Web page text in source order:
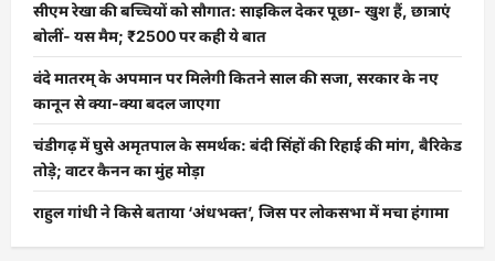
सीएम रेखा की बच्चियों को सौगात: साइकिल देकर पूछा- खुश हैं, छात्राएं
बोलीं- यस मैम; ₹2500 पर कही ये बात
वंदे मातरम् के अपमान पर मिलेगी कितने साल की सजा, सरकार के नए
कानून से क्या-क्या बदल जाएगा
चंडीगढ़ में घुसे अमृतपाल के समर्थक: बंदी सिंहों की रिहाई की मांग, बैरिकेड
तोड़े; वाटर कैनन का मुंह मोड़ा
राहुल गांधी ने किसे बताया ‘अंधभक्त’, जिस पर लोकसभा में मचा हंगामा